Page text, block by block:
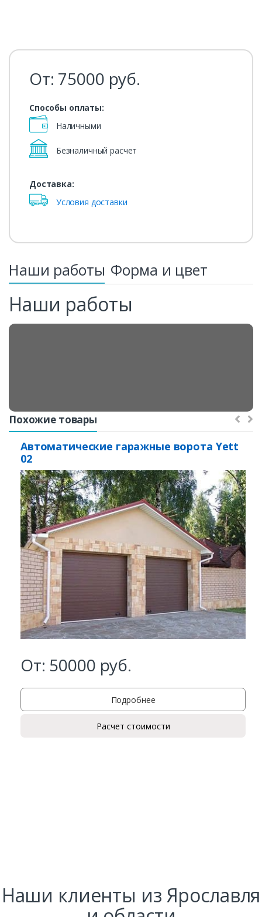
От: 75000 руб.
Способы оплаты:
Наличными
Безналичный расчет
Доставка:
Условия доставки
Наши работы Форма и цвет
Наши работы
Похожие товары
Автоматические гаражные ворота Yett
02
От: 50000 руб.
Подробнее
Расчет стоимости
Наши клиенты из Ярославля